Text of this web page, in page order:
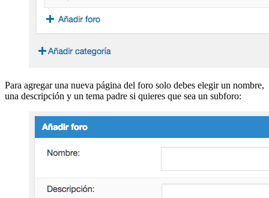
Para agregar una nueva página del foro solo debes elegir un nombre,
una descripción y un tema padre si quieres que sea un subforo: